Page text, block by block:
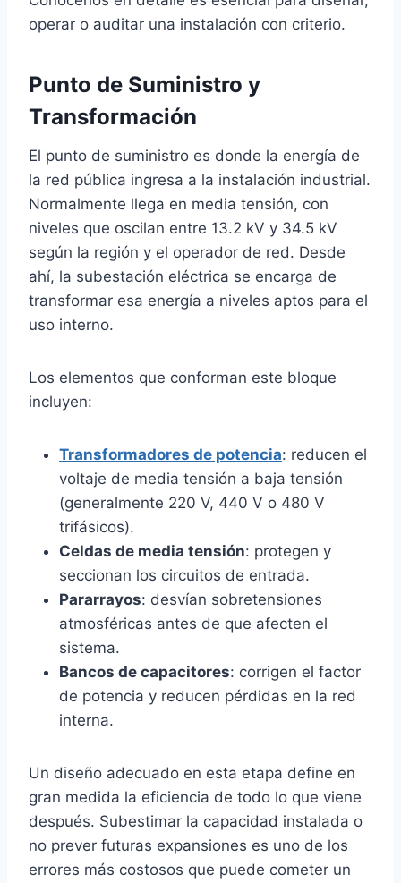
operar o auditar una instalación con criterio.
Punto de Suministro y
Transformación
El punto de suministro es donde la energía de
la red pública ingresa a la instalación industrial.
Normalmente llega en media tensión, con
niveles que oscilan entre 13.2 kV y 34.5 kV
según la región y el operador de red. Desde
ahí, la subestación eléctrica se encarga de
transformar esa energía a niveles aptos para el
uso interno.
Los elementos que conforman este bloque
incluyen:
Transformadores de potencia: reducen el
voltaje de media tensión a baja tensión
(generalmente 220 V, 440 V o 480 V
trifásicos).
Celdas de media tensión: protegen y
seccionan los circuitos de entrada.
Pararrayos: desvían sobretensiones
atmosféricas antes de que afecten el
sistema.
Bancos de capacitores: corrigen el factor
de potencia y reducen pérdidas en la red
interna.
Un diseño adecuado en esta etapa define en
gran medida la eficiencia de todo lo que viene
después. Subestimar la capacidad instalada o
no prever futuras expansiones es uno de los
errores más costosos que puede cometer un